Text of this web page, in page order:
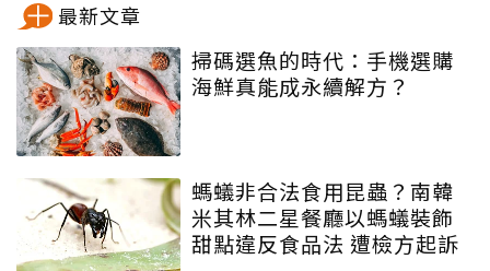
最新文章
掃碼選魚的時代：手機選購
海鮮真能成永續解方？
螞蟻非合法食用昆蟲？南韓
米其林二星餐廳以螞蟻裝飾
甜點違反食品法 遭檢方起訴